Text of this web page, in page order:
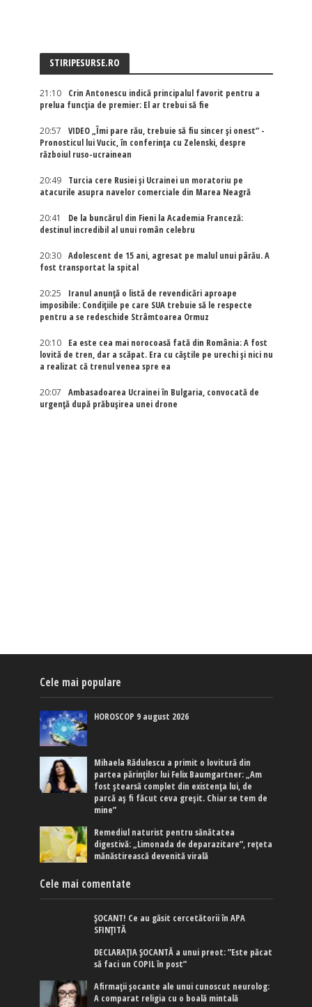
STIRIPESURSE.RO
21:10
Crin Antonescu indică principalul favorit pentru a
prelua funcția de premier: El ar trebui să fie
20:57
VIDEO „Îmi pare rău, trebuie să fiu sincer și onest” -
Pronosticul lui Vucic, în conferința cu Zelenski, despre
războiul ruso-ucrainean
20:49
Turcia cere Rusiei și Ucrainei un moratoriu pe
atacurile asupra navelor comerciale din Marea Neagră
20:41
De la buncărul din Fieni la Academia Franceză:
destinul incredibil al unui român celebru
20:30
Adolescent de 15 ani, agresat pe malul unui pârău. A
fost transportat la spital
20:25
Iranul anunță o listă de revendicări aproape
imposibile: Condițiile pe care SUA trebuie să le respecte
pentru a se redeschide Strâmtoarea Ormuz
20:10
Ea este cea mai norocoasă fată din România: A fost
lovită de tren, dar a scăpat. Era cu căștile pe urechi și nici nu
a realizat că trenul venea spre ea
20:07
Ambasadoarea Ucrainei în Bulgaria, convocată de
urgență după prăbușirea unei drone
Cele mai populare
HOROSCOP 9 august 2026
Mihaela Rădulescu a primit o lovitură din
partea părinților lui Felix Baumgartner: „Am
fost ștearsă complet din existența lui, de
parcă aș fi făcut ceva greșit. Chiar se tem de
mine”
Remediul naturist pentru sănătatea
digestivă: „Limonada de deparazitare”, rețeta
mănăstirească devenită virală
Cele mai comentate
ȘOCANT! Ce au găsit cercetătorii în APA
SFINȚITĂ
DECLARAȚIA ȘOCANTĂ a unui preot: ”Este păcat
să faci un COPIL în post”
Afirmaţii şocante ale unui cunoscut neurolog:
A comparat religia cu o boală mintală